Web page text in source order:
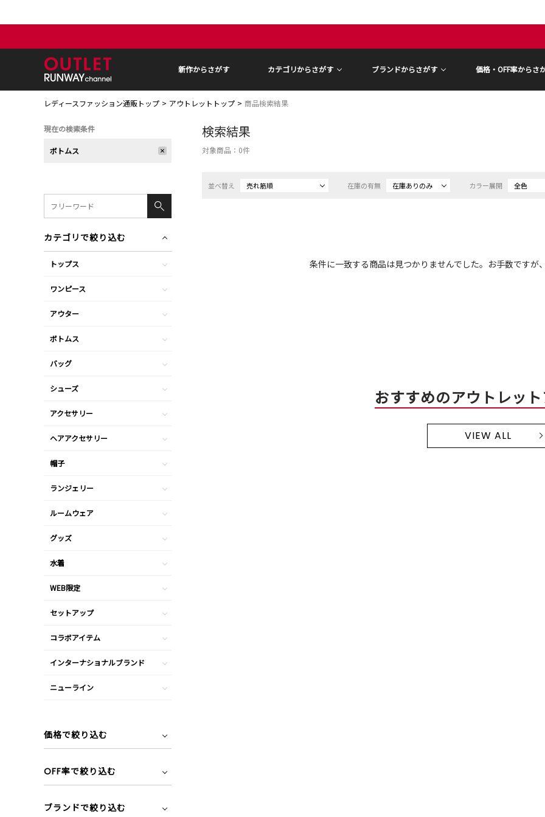
新作からさがす カテゴリからさがす ブランドからさがす 価格・OFF率からさ
レディースファッション通販トップ アウトレットトップ 商品検索結果
検索結果
対象商品： 0件
並べ替え 売れ筋順 在庫の有無 在庫ありのみ カラー展開 全色
条件に一致する商品は見つかりませんでした。お手数ですが
おすすめのアウトレッ
VIEW ALL
現在の検索条件
ボトムス
カテゴリで絞り込む
トップス
ワンピース
アウター
ボトムス
バッグ
シューズ
アクセサリー
ヘアアクセサリー
帽子
ランジェリー
ルームウェア
グッズ
水着
WEB限定
セットアップ
コラボアイテム
インターナショナルブランド
ニューライン
価格で絞り込む
OFF率で絞り込む
ブランドで絞り込む